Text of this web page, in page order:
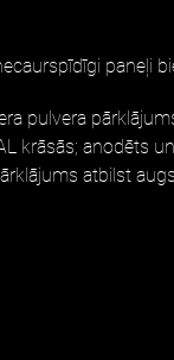
paneļi
pulvera
krāsās; anodēts
atbilst